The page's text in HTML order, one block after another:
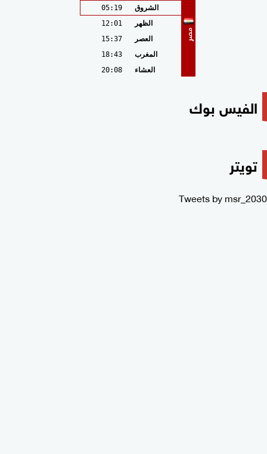
مصر
الشروق
05:19
الظهر
12:01
العصر
15:37
المغرب
18:43
العشاء
20:08
الفيس بوك
تويتر
Tweets by msr_2030